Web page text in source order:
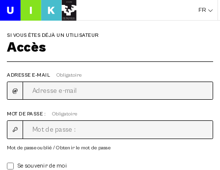
FR
SI VOUS ÊTES DÉJÀ UN UTILISATEUR
Accès
ADRESSE E-MAIL Obligatoire
MOT DE PASSE : Obligatoire
Mot de passe oublié / Obtenir le mot de passe
Se souvenir de moi